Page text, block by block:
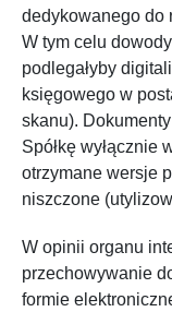
dedykowanego do
W tym celu
podlegałyby
księgowego w
skanu).
Spółkę wyłącznie
otrzymane wersje
niszczone
W opinii organu
przechowywanie
formie